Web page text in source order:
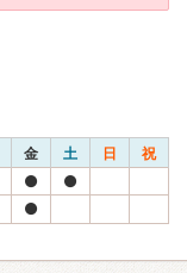
金 土 日 祝